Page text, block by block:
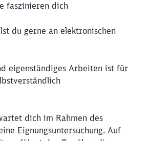
faszinieren dich
du gerne an elektronischen
eigenständiges Arbeiten ist für
dich im Rahmen des
Eignungsuntersuchung. Auf